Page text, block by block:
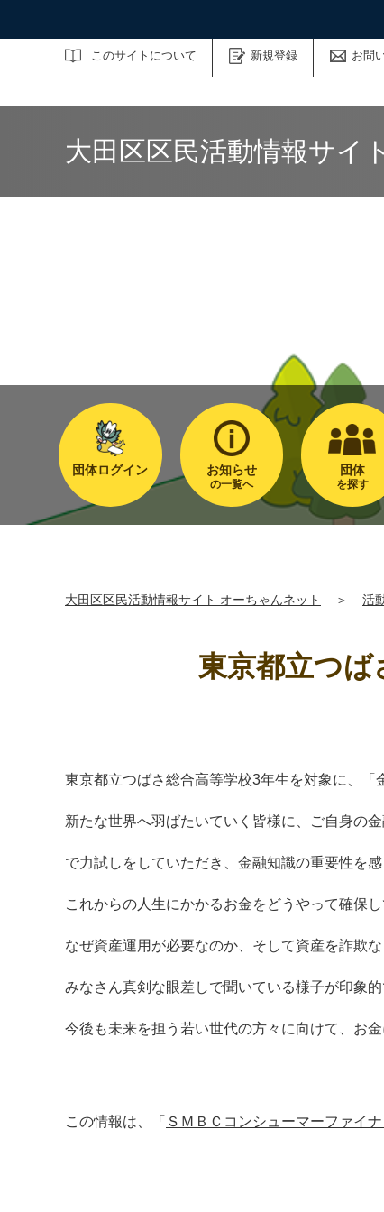
このサイトについて 新規登録 お問
サイト内検索
大田区区民活動情報サイ
団体ログイン お知らせ
の一覧へ
団体
を探す
大田区区民活動情報サイト オーちゃんネット ＞ 活
東京都立つば
東京都立つばさ総合高等学校3年生を対象に、「
新たな世界へ羽ばたいていく皆様に、ご自身の
で力試しをしていただき、金融知識の重要性を
これからの人生にかかるお金をどうやって確保
なぜ資産運用が必要なのか、そして資産を詐欺
みなさん真剣な眼差しで聞いている様子が印象的
今後も未来を担う若い世代の方々に向けて、お
この情報は、「 ＳＭＢＣコンシューマーファイ